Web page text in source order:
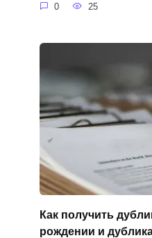
0 25
Как получить
рождении и